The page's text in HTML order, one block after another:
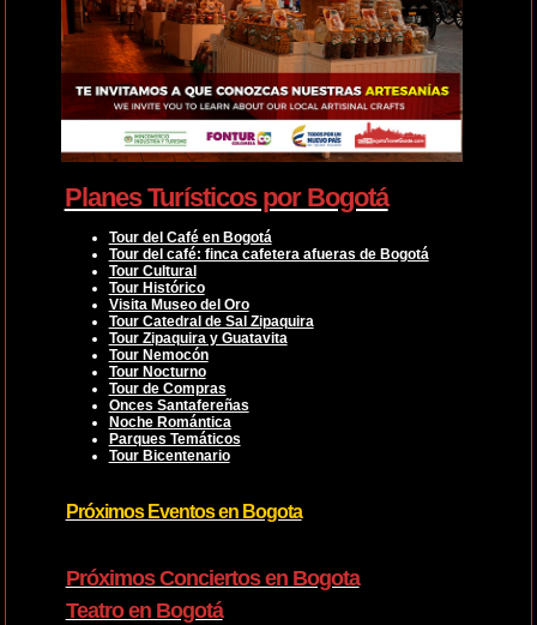
Planes Turísticos por Bogotá
Tour del Café en Bogotá
Tour del café: finca cafetera afueras de Bogotá
Tour Cultural
Tour Histórico
Visita Museo del Oro
Tour Catedral de Sal Zipaquira
Tour Zipaquira y Guatavita
Tour Nemocón
Tour Nocturno
Tour de Compras
Onces Santafereñas
Noche Romántica
Parques Temáticos
Tour Bicentenario
Próximos Eventos en Bogota
Próximos Conciertos en Bogota
Teatro en Bogotá